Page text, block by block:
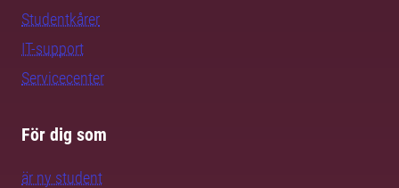
Studentkårer
IT-support
Servicecenter
För dig som
är ny student